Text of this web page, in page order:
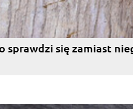
sprawdzi się zamiast